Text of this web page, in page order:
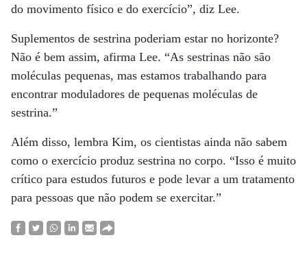
do movimento físico e do exercício”, diz Lee.
Suplementos de sestrina poderiam estar no horizonte?
Não é bem assim, afirma Lee. “As sestrinas não são
moléculas pequenas, mas estamos trabalhando para
encontrar moduladores de pequenas moléculas de
sestrina.”
Além disso, lembra Kim, os cientistas ainda não sabem
como o exercício produz sestrina no corpo. “Isso é muito
crítico para estudos futuros e pode levar a um tratamento
para pessoas que não podem se exercitar.”